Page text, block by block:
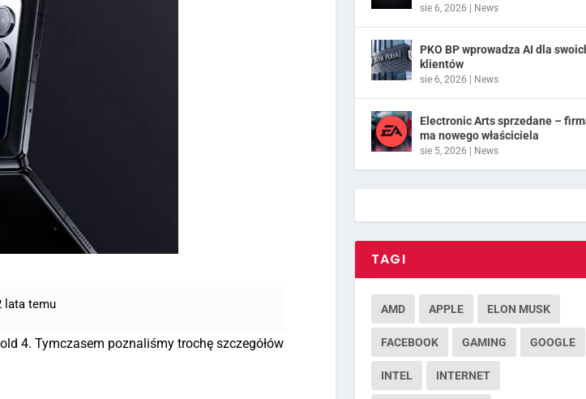
lata temu
4. Tymczasem poznaliśmy trochę szczegółów
sie 6, 2026 | News
PKO BP wprowadza AI dla
klientów
sie 6, 2026 | News
Electronic Arts sprzedane –
ma nowego właściciela
sie 5, 2026 | News
TAGI
AMD APPLE ELON MUSK
FACEBOOK GAMING GOOGLE
INTEL INTERNET